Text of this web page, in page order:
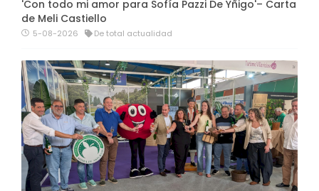
'Con todo mi amor para Sofía Pazzi De Yñigo'– Carta
de Meli Castiello
5-08-2026 De total actualidad